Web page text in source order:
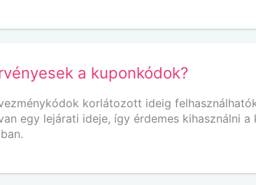
a kuponkódok?
korlátozott ideig
egy lejárati ideje, így érdemes kihasználni